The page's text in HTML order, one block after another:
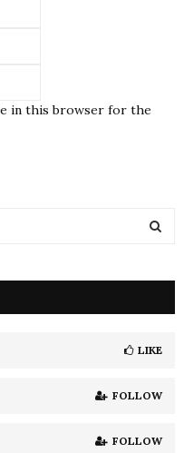
in this browser for the
H
LIKE
FOLLOW
FOLLOW